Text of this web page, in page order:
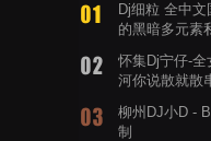
Dj细粒 全中
的黑暗多元素
怀集Dj宁仔-
河你说散就散
柳州DJ小D -
制